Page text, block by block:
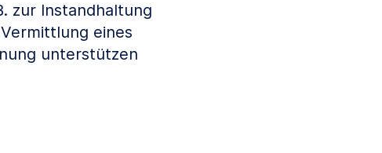
zur Instandhaltung
eines
unterstützen